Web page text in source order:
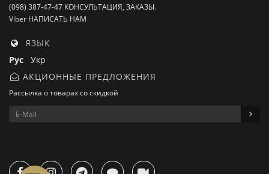
(098) 387-47-47 КОНСУЛЬТАЦИЯ, ЗАКАЗЫ.
Viber НАПИСАТЬ НАМ
ЯЗЫК
Рус Укр
АКЦИОННЫЕ ПРЕДЛОЖЕНИЯ
Рассылка о товарах со скидкой